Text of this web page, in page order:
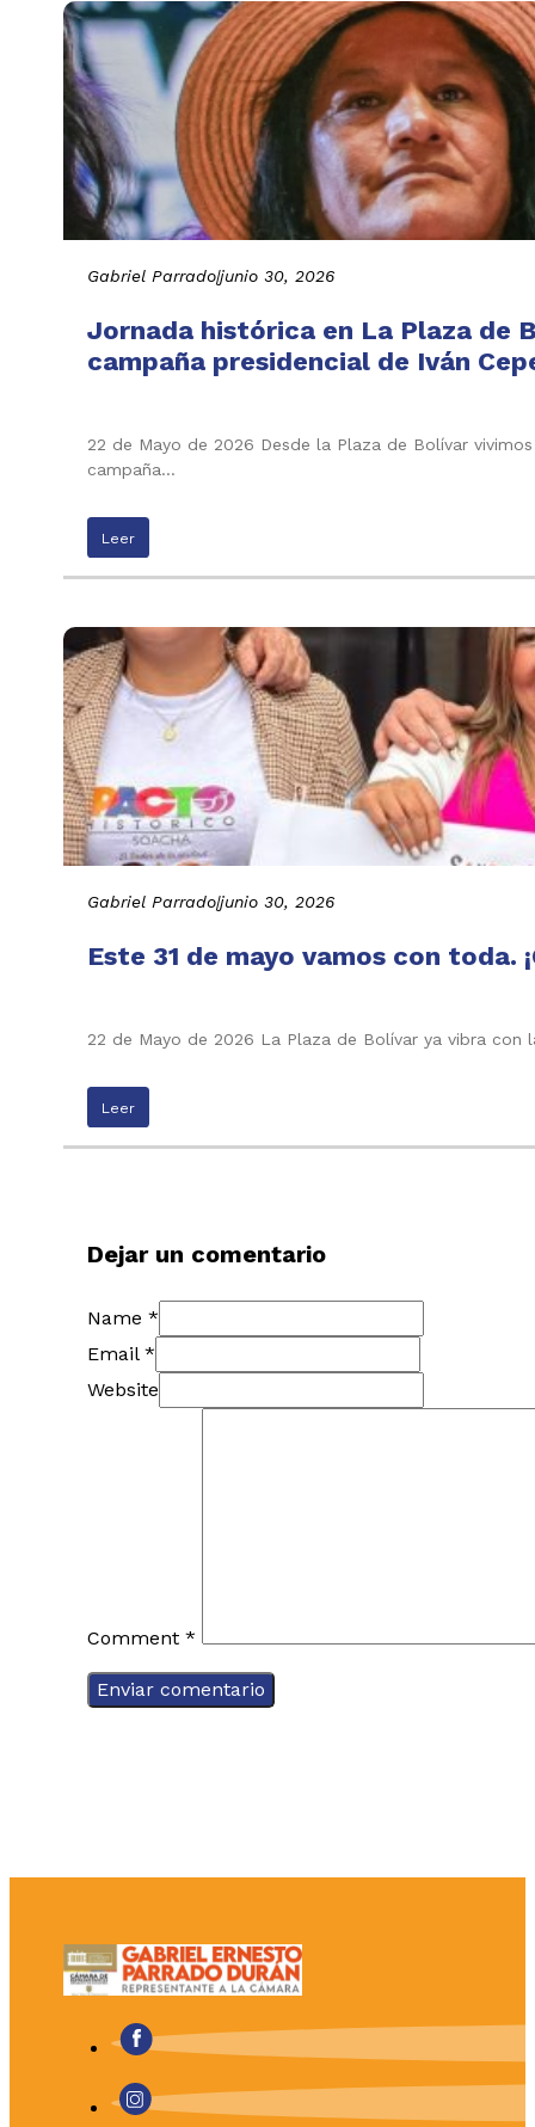
Gabriel Parrado|junio 30, 2026
Jornada histórica en La Plaza de
campaña presidencial de Iván
22 de Mayo de 2026 Desde la Plaza de Bolívar
campaña…
Leer
Gabriel Parrado|junio 30, 2026
Este 31 de mayo vamos con toda.
22 de Mayo de 2026 La Plaza de Bolívar ya vibra
Leer
Dejar un comentario
Name *
Email *
Website
Comment *